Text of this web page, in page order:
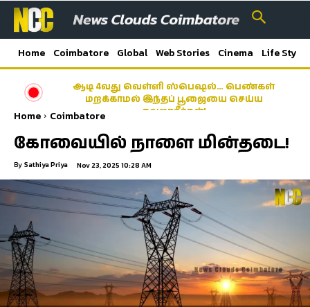
Home Coimbatore Global Web Stories Cinema Life Style
ஆடி 4வது வெள்ளி ஸ்பெஷல்… பெண்கள்
மறக்காமல் இந்தப் பூஜையை செய்ய
தவறாதீர்கள்!
Home Coimbatore
கோவையில் நாளை மின்தடை!
By Sathiya Priya Nov 23, 2025 10:28 AM